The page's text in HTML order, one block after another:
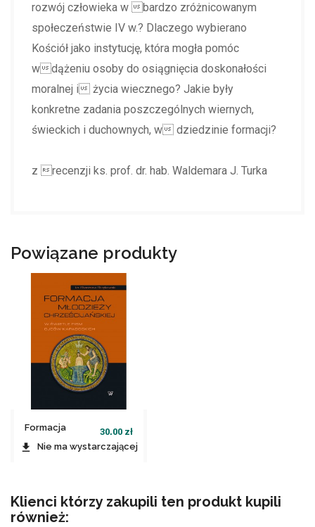
rozwój człowieka w bardzo zróżnicowanym
społeczeństwie IV w.? Dlaczego wybierano
Kościół jako instytucję, która mogła pomóc
wdążeniu osoby do osiągnięcia doskonałości
moralnej i życia wiecznego? Jakie były
konkretne zadania poszczególnych wiernych,
świeckich i duchownych, w dziedzinie formacji?
z recenzji ks. prof. dr. hab. Waldemara J. Turka
Powiązane produkty
Formacja
młodzieży...
30,00 zł
file_download Nie ma wystarczającej
Klienci którzy zakupili ten produkt kupili
również: